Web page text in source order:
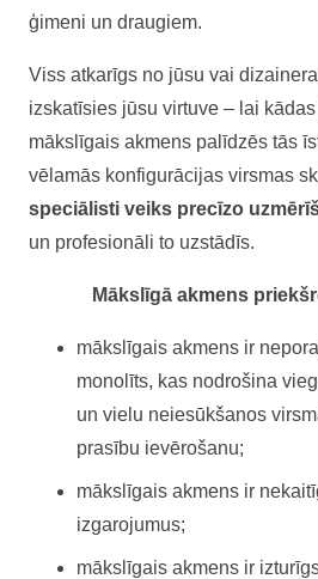
ģimeni un draugiem.
Viss atkarīgs no jūsu vai
izskatīsies jūsu virtuve – lai
mākslīgais akmens palīdzēs tās
vēlamās konfigurācijas virsmas
speciālisti veiks precīzo
un profesionāli to uzstādīs.
Mākslīgā akmens
mākslīgais akmens ir
monolīts, kas nodrošina
un vielu neiesūkšanos
prasību ievērošanu;
mākslīgais akmens ir
izgarojumus;
mākslīgais akmens ir